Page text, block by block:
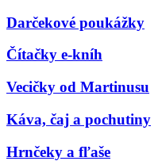
Darčekové poukážky
Čítačky e-kníh
Vecičky od Martinusu
Káva, čaj a pochutiny
Hrnčeky a fľaše